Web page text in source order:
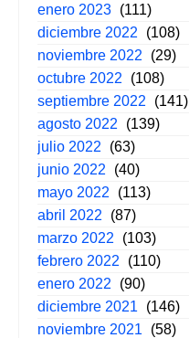
enero 2023 (111)
diciembre 2022
(108)
noviembre 2022
(29)
octubre 2022
(108)
septiembre 2022
(141)
agosto 2022
(139)
julio 2022
(63)
junio 2022
(40)
mayo 2022
(113)
abril 2022
(87)
marzo 2022
(103)
febrero 2022
(110)
enero 2022
(90)
diciembre 2021
(146)
noviembre 2021
(58)